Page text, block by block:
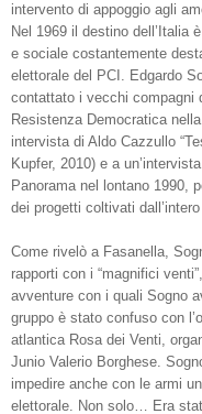
intervento di appoggio agli
Nel 1969 il destino dell’Italia
e sociale costantemente
elettorale del PCI. Edgardo
contattato i vecchi compagni
Resistenza Democratica
intervista di Aldo Cazzullo
Kupfer, 2010) e a
Panorama nel lontano 1990,
dei progetti coltivati
Come rivelò a Fasanella,
rapporti con i “magnifici
avventure con i quali Sogno
gruppo è stato confuso con
atlantica Rosa dei Venti,
Junio Valerio Borghese.
impedire anche con le armi
elettorale. Non solo… Era